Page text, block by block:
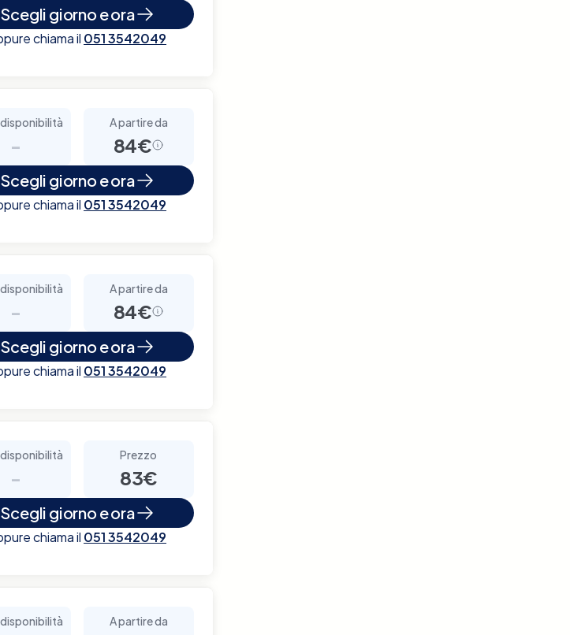
Scegli giorno e ora
chiama il 051 3542049
-
A partire da
84€
Scegli giorno e ora
chiama il 051 3542049
-
A partire da
84€
Scegli giorno e ora
chiama il 051 3542049
-
Prezzo
83€
Scegli giorno e ora
chiama il 051 3542049
A partire da